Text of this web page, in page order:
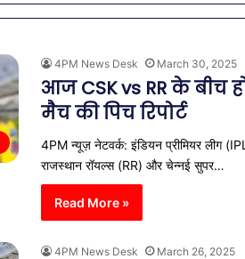
4PM News Desk March 30, 2025
आज CSK vs RR के बीच
मैच की पिच रिपोर्ट
4PM न्यूज़ नेटवर्क: इंडियन प्रीमियर लीग
राजस्थान रॉयल्स (RR) और चेन्नई सुपर…
Read More »
4PM News Desk March 26, 2025